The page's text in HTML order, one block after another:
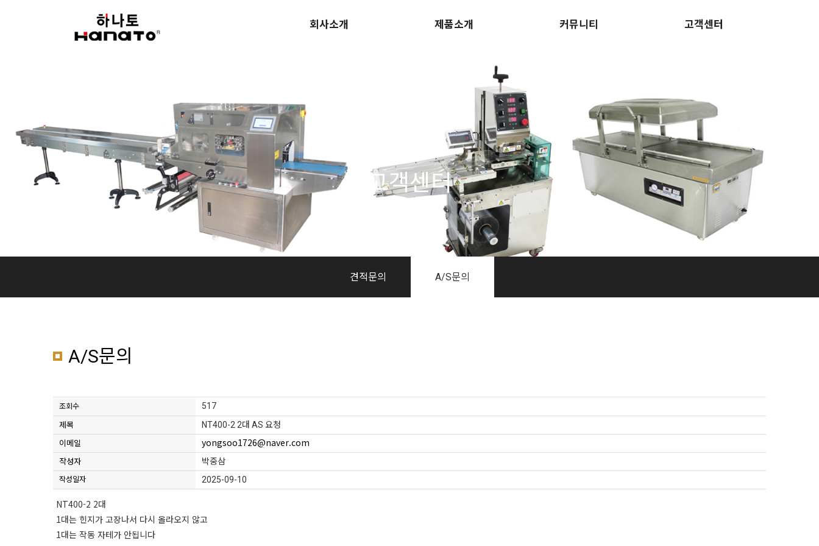
회사소개 제품소개 커뮤니티 고객센터
고객센터
견적문의 A/S문의
A/S문의
조회수 517
제목 NT400-2 2대 AS 요청
이메일 yongsoo1726@naver.com
작성자 박중삼
작성일자 2025-09-10
NT400-2 2대
1대는 힌지가 고장나서 다시 올라오지 않고
1대는 작동 자테가 안됩니다